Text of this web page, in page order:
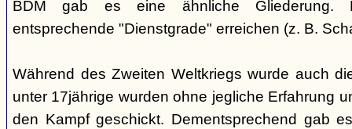
BDM gab es eine ähnliche Gliederung.
entsprechende "Dienstgrade" erreichen (z. B.
Während des Zweiten Weltkriegs wurde auch
unter 17jährige wurden ohne jegliche Erfahrung
den Kampf geschickt. Dementsprechend gab